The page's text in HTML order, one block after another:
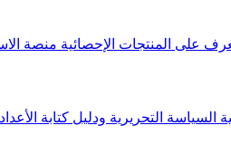
على المنتجات الإحصائية منصة
السياسة التحريرية ودليل كتابة الأعداد